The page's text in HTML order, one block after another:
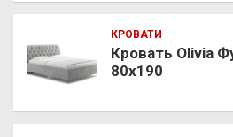
КРОВАТИ
Кровать Olivia
80х190